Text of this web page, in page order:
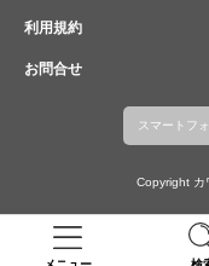
利用規約
お問合せ
スマートフ
Copyright カ